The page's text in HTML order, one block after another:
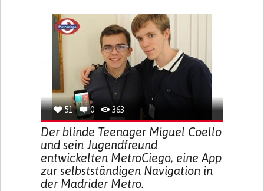
51 0 363
Der blinde Teenager Miguel Coello
und sein Jugendfreund
entwickelten MetroCiego, eine App
zur selbstständigen Navigation in
der Madrider Metro.